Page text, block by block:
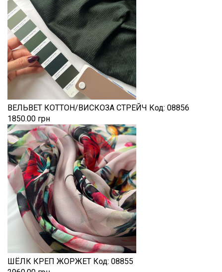
ВЕЛЬВЕТ КОТТОН/ВИСКОЗА СТРЕЙЧ Код: 08856
1850.00 грн
ШЁЛК КРЕП ЖОРЖЕТ Код: 08855